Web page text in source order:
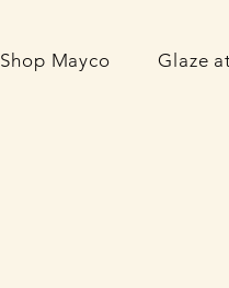
Shop Mayco Glaze